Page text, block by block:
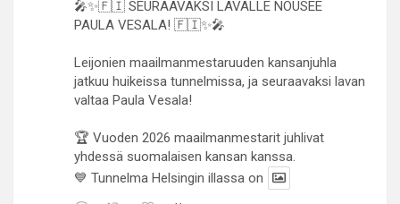
🎤✨🇫🇮 SEURAAVAKSI LAVALLE NOUSEE
PAULA VESALA! 🇫🇮✨🎤
Leijonien maailmanmestaruuden kansanjuhla
jatkuu huikeissa tunnelmissa, ja seuraavaksi lavan
valtaa Paula Vesala!
🏆 Vuoden 2026 maailmanmestarit juhlivat
yhdessä suomalaisen kansan kanssa.
💙 Tunnelma Helsingin illassa on